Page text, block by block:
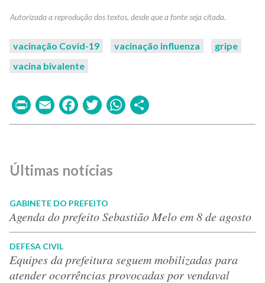
vacinação Covid-19 vacinação influenza
gripe
vacina bivalente
PrintEmailFacebook
TwitterWhatsApp
Últimas notícias
GABINETE DO PREFEITO
Agenda do prefeito Sebastião Melo em 8 de agosto
DEFESA CIVIL
Equipes da prefeitura seguem mobilizadas para
atender ocorrências provocadas por vendaval